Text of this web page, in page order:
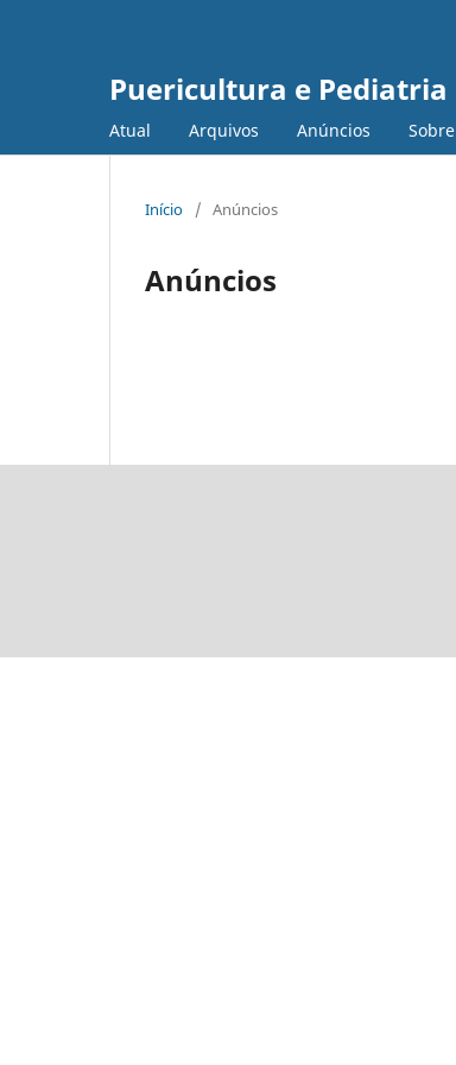
Puericultura e Pediatria
Atual Arquivos Anúncios Sobre
Início / Anúncios
Anúncios